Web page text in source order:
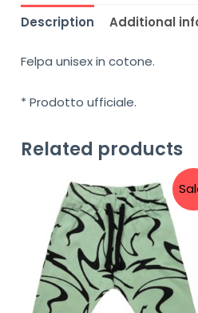
Description Additional
Felpa unisex in cotone.
* Prodotto ufficiale.
Related products